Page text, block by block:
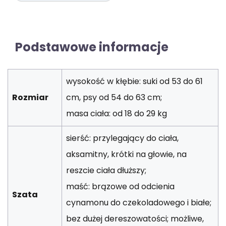
Podstawowe informacje
Rozmiar
wysokość w kłębie: suki od 53 do 61
cm, psy od 54 do 63 cm;
masa ciała: od 18 do 29 kg
Szata
sierść: przylegający do ciała,
aksamitny, krótki na głowie, na
reszcie ciała dłuższy;
maść: brązowe od odcienia
cynamonu do czekoladowego i białe;
bez dużej dereszowatości; możliwe,